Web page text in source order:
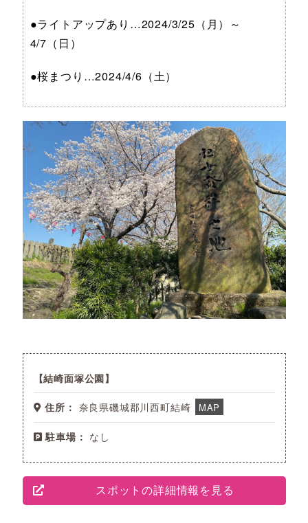
●ライトアップあり…2024/3/25（月）～
4/7（日）
●桜まつり…2024/4/6（土）
結崎面塚公園
住所： 奈良県磯城郡川西町結崎 MAP
駐車場： なし
スポットの詳細情報を見る